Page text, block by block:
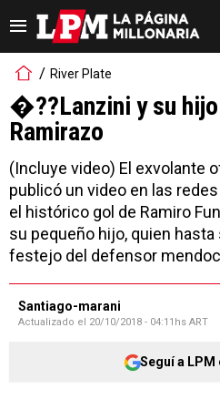
River Plate
�??Lanzini y su
Ramirazo
(Incluye video) El exvolante
publicó un video en las
el histórico gol de Ramiro
su pequeño hijo, quien hasta
festejo del defensor
Santiago-marani
Actualizado el 20/10/2018 - 04:11hs ART
Seguí a LPM